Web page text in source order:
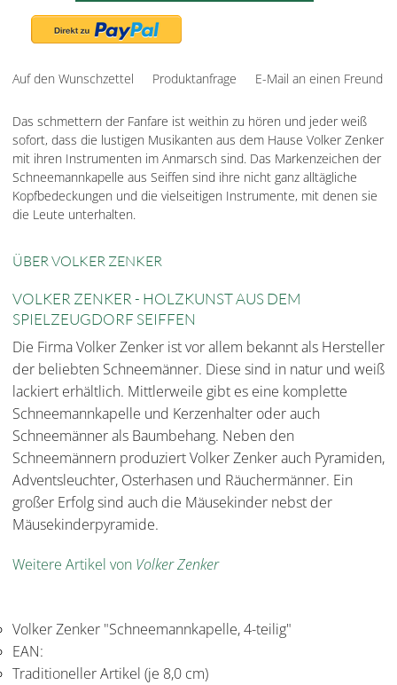
Auf den Wunschzettel Produktanfrage E-Mail an einen Freund
Das schmettern der Fanfare ist weithin zu hören und jeder weiß
sofort, dass die lustigen Musikanten aus dem Hause Volker Zenker
mit ihren Instrumenten im Anmarsch sind. Das Markenzeichen der
Schneemannkapelle aus Seiffen sind ihre nicht ganz alltägliche
Kopfbedeckungen und die vielseitigen Instrumente, mit denen sie
die Leute unterhalten.
ÜBER VOLKER ZENKER
VOLKER ZENKER - HOLZKUNST AUS DEM
SPIELZEUGDORF SEIFFEN
Die Firma Volker Zenker ist vor allem bekannt als Hersteller
der beliebten Schneemänner. Diese sind in natur und weiß
lackiert erhältlich. Mittlerweile gibt es eine komplette
Schneemannkapelle und Kerzenhalter oder auch
Schneemänner als Baumbehang. Neben den
Schneemännern produziert Volker Zenker auch Pyramiden,
Adventsleuchter, Osterhasen und Räuchermänner. Ein
großer Erfolg sind auch die Mäusekinder nebst der
Mäusekinderpyramide.
Weitere Artikel von Volker Zenker
Volker Zenker "Schneemannkapelle, 4-teilig"
EAN:
Traditioneller Artikel (je 8,0 cm)